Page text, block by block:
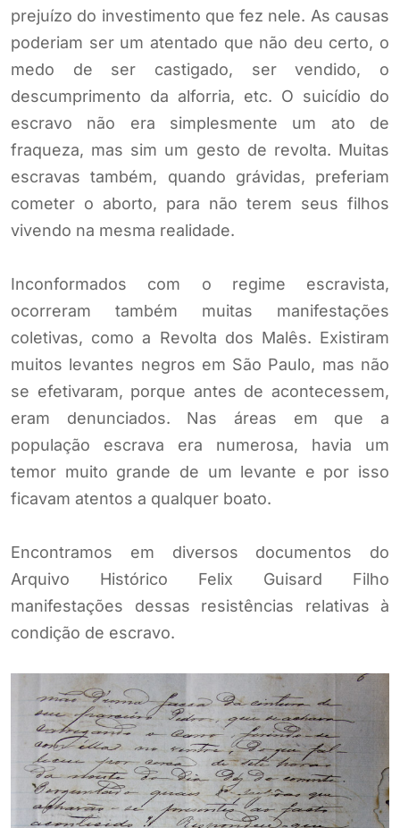
prejuízo do investimento que fez nele. As causas
poderiam ser um atentado que não deu certo, o
medo de ser castigado, ser vendido, o
descumprimento da alforria, etc. O suicídio do
escravo não era simplesmente um ato de
fraqueza, mas sim um gesto de revolta. Muitas
escravas também, quando grávidas, preferiam
cometer o aborto, para não terem seus filhos
vivendo na mesma realidade.
Inconformados com o regime escravista,
ocorreram também muitas manifestações
coletivas, como a Revolta dos Malês. Existiram
muitos levantes negros em São Paulo, mas não
se efetivaram, porque antes de acontecessem,
eram denunciados. Nas áreas em que a
população escrava era numerosa, havia um
temor muito grande de um levante e por isso
ficavam atentos a qualquer boato.
Encontramos em diversos documentos do
Arquivo Histórico Felix Guisard Filho
manifestações dessas resistências relativas à
condição de escravo.